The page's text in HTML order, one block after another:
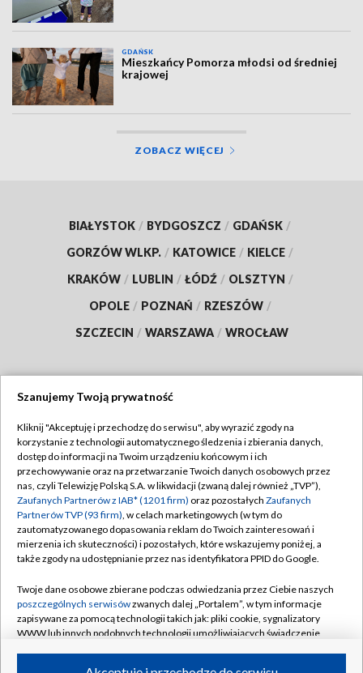
GDAŃSK
Mieszkańcy Pomorza młodsi od średniej
krajowej
ZOBACZ WIĘCEJ
BIAŁYSTOK / BYDGOSZCZ / GDAŃSK /
GORZÓW WLKP. / KATOWICE / KIELCE /
KRAKÓW / LUBLIN / ŁÓDŹ / OLSZTYN /
OPOLE / POZNAŃ / RZESZÓW /
SZCZECIN / WARSZAWA / WROCŁAW
TVP
Abonament TVP
Emisja w TVP
Centrum informacji TVP
Naziemna Telewizja Cyfrowa
Rada Programowa
System NOS
Informacje o nadawcy
Regulamin TVP
Polityka prywatności
Moje zgody
Pomoc
Kontakt
Kanały
Szanujemy Twoją prywatność
Kliknij "Akceptuję i przechodzę do serwisu", aby wyrazić zgody na
korzystanie z technologii automatycznego śledzenia i zbierania danych,
dostęp do informacji na Twoim urządzeniu końcowym i ich
przechowywanie oraz na przetwarzanie Twoich danych osobowych przez
nas, czyli Telewizję Polską S.A. w likwidacji (zwaną dalej również „TVP”),
Zaufanych Partnerów z IAB* (1201 firm) oraz pozostałych Zaufanych
Partnerów TVP (93 firm), w celach marketingowych (w tym do
zautomatyzowanego dopasowania reklam do Twoich zainteresowań i
mierzenia ich skuteczności) i pozostałych, które wskazujemy poniżej, a
także zgody na udostępnianie przez nas identyfikatora PPID do Google.
Twoje dane osobowe zbierane podczas odwiedzania przez Ciebie naszych
poszczególnych serwisówzwanych dalej „Portalem”, w tym informacje
zapisywane za pomocą technologii takich jak: pliki cookie, sygnalizatory
WWW lub innych podobnych technologii umożliwiających świadczenie